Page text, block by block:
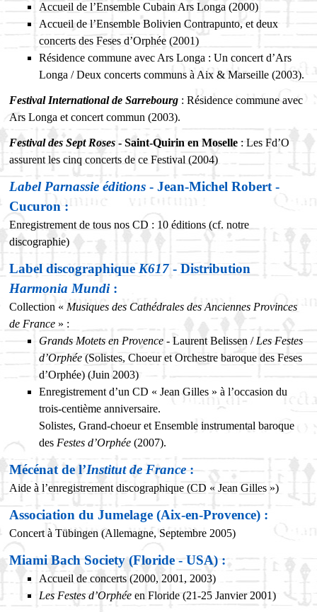
Accueil de l’Ensemble Cubain Ars Longa (2000)
Accueil de l’Ensemble Bolivien Contrapunto, et deux
concerts des Feses d’Orphée (2001)
Résidence commune avec Ars Longa : Un concert d’Ars
Longa / Deux concerts communs à Aix & Marseille (2003).
Festival International de Sarrebourg : Résidence commune avec
Ars Longa et concert commun (2003).
Festival des Sept Roses - Saint-Quirin en Moselle : Les Fd’O
assurent les cinq concerts de ce Festival (2004)
Label Parnassie éditions - Jean-Michel Robert -
Cucuron :
Enregistrement de tous nos CD : 10 éditions (cf. notre
discographie)
Label discographiqueK617 - Distribution
Harmonia Mundi:
Collection « Musiques des Cathédrales des Anciennes Provinces
de France » :
Grands Motets en Provence - Laurent Belissen / Les Festes
d’Orphée (Solistes, Choeur et Orchestre baroque des Feses
d’Orphée) (Juin 2003)
Enregistrement d’un CD « Jean Gilles » à l’occasion du
trois-centième anniversaire.
Solistes, Grand-choeur et Ensemble instrumental baroque
des Festes d’Orphée (2007).
Mécénat de l’Institut de France:
Aide à l’enregistrement discographique (CD « Jean Gilles »)
Association du Jumelage (Aix-en-Provence) :
Concert à Tübingen (Allemagne, Septembre 2005)
Miami Bach Society (Floride - USA) :
Accueil de concerts (2000, 2001, 2003)
Les Festes d’Orphée en Floride (21-25 Janvier 2001)